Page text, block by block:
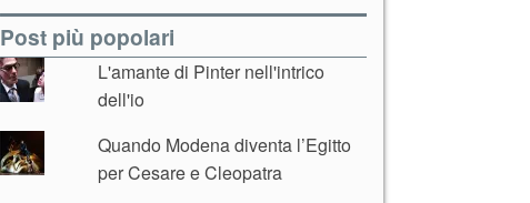
Post più popolari
L'amante di Pinter nell'intrico
dell'io
Quando Modena diventa l’Egitto
per Cesare e Cleopatra